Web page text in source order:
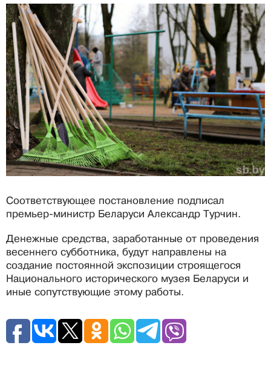
Соответствующее постановление подписал
премьер-министр Беларуси Александр Турчин.
Денежные средства, заработанные от проведения
весеннего субботника, будут направлены на
создание постоянной экспозиции строящегося
Национального исторического музея Беларуси и
иные сопутствующие этому работы.